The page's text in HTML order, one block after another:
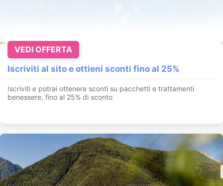
Iscriviti al sito e ottieni sconti fino al 25%
Iscriviti e potrai ottenere sconti su pacchetti e trattamenti
benessere, fino al 25% di sconto
VEDI OFFERTA